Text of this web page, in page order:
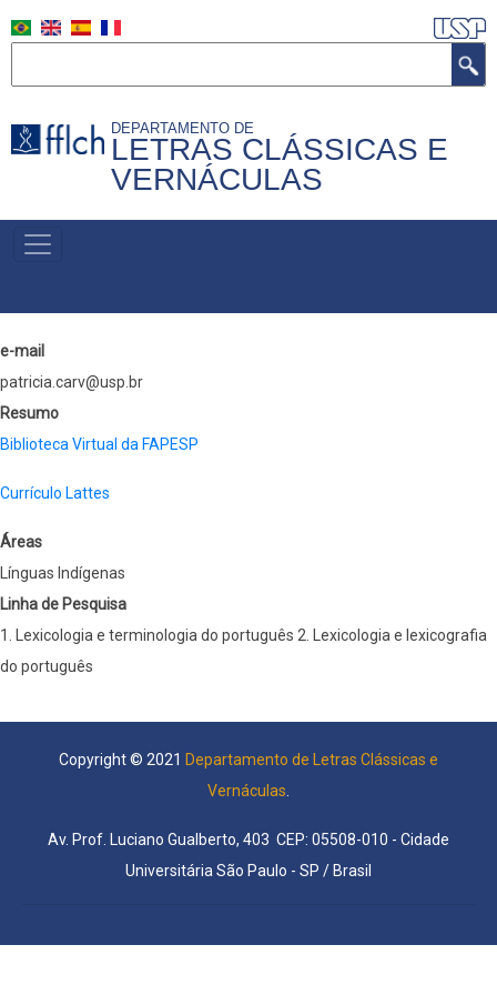
para
principal
DEPARTAMENTO DE
LETRAS CLÁSSICAS E
VERNÁCULAS
MENU
e-mail
patricia.carv@usp.br
Resumo
Biblioteca Virtual da FAPESP
Currículo Lattes
Áreas
Línguas Indígenas
Linha de Pesquisa
1. Lexicologia e terminologia do português 2. Lexicologia e lexicografia
do português
Copyright © 2021 Departamento de Letras Clássicas e
Vernáculas
Av. Prof. Luciano Gualberto, 403 CEP: 05508-010 - Cidade
Universitária São Paulo - SP / Brasil